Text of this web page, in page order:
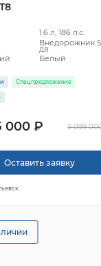
1.6 л, 186 л.с.
Внедорожник 5
дв.
Белый
Спецпредложение
000 ₽ 3 099
Оставить заявку